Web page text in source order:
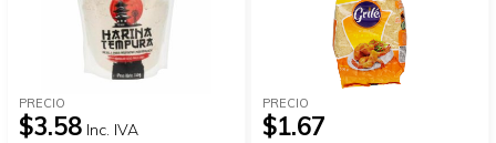
PRECIO
$3.58 Inc. IVA
PRECIO
$1.67